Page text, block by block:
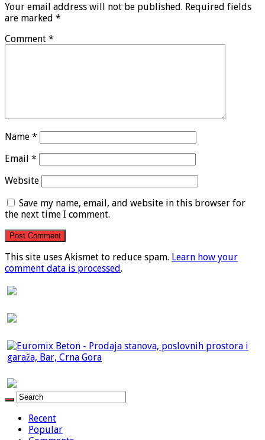
Your email address will not be published. Required fields
are marked *
Comment *
Name *
Email *
Website
Save my name, email, and website in this browser for
the next time I comment.
This site uses Akismet to reduce spam. Learn how your
comment data is processed.
Recent
Popular